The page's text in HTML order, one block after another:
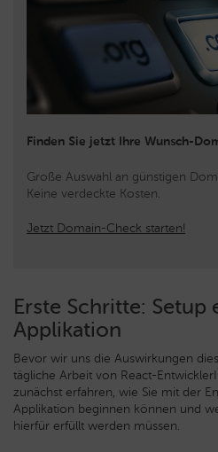
Finden Sie jetzt Ihre Wunsch-
Große Auswahl an günstigen
Keine verdeckte Kosten.
Jetzt Domain-Check starten!
Erste Schritte: Setup
Applikation
Bevor wir uns die Auswirkungen
tägliche Arbeit von React-
zunächst erfahren, wie Sie mit der
Applikation beginnen können und
hierfür erfüllt werden müssen.